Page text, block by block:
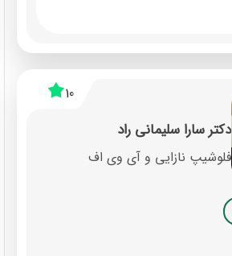
10
دکتر سارا سلیمانی راد
فلوشیپ نازایی و آی وی اف